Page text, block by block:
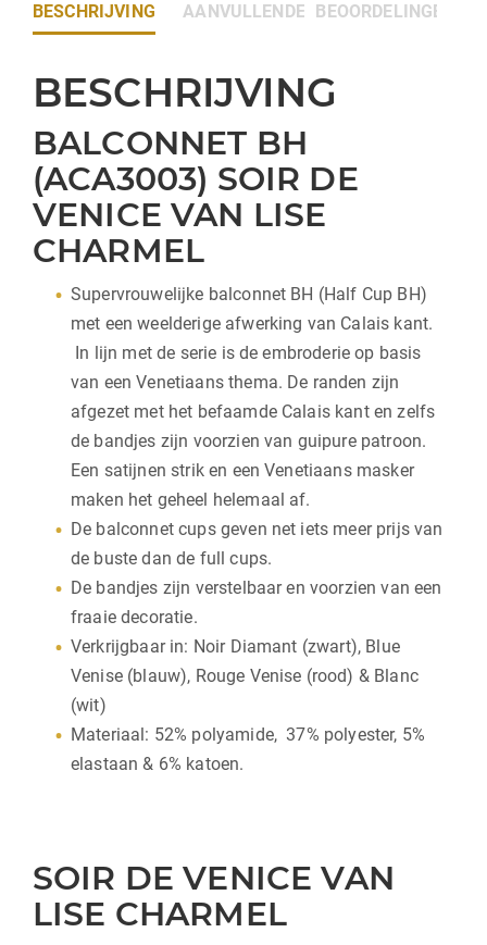
BESCHRIJVING AANVULLENDE INFORMATIE
BEOORDELINGEN (0)
BESCHRIJVING
BALCONNET BH
(ACA3003) SOIR DE
VENICE VAN LISE
CHARMEL
Supervrouwelijke balconnet BH (Half Cup BH)
met een weelderige afwerking van Calais kant.
In lijn met de serie is de embroderie op basis
van een Venetiaans thema. De randen zijn
afgezet met het befaamde Calais kant en zelfs
de bandjes zijn voorzien van guipure patroon.
Een satijnen strik en een Venetiaans masker
maken het geheel helemaal af.
De balconnet cups geven net iets meer prijs van
de buste dan de full cups.
De bandjes zijn verstelbaar en voorzien van een
fraaie decoratie.
Verkrijgbaar in: Noir Diamant (zwart), Blue
Venise (blauw), Rouge Venise (rood) & Blanc
(wit)
Materiaal: 52% polyamide, 37% polyester, 5%
elastaan & 6% katoen.
SOIR DE VENICE VAN
LISE CHARMEL